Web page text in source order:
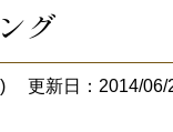
グ
更新日：2014/06/